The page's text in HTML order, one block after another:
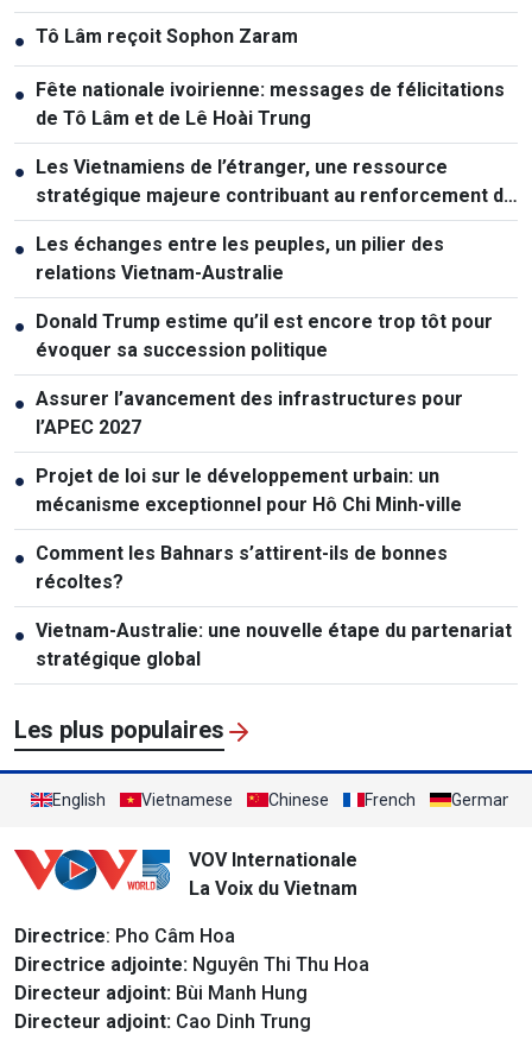
● Tô Lâm reçoit Sophon Zaram
● Fête nationale ivoirienne: messages de félicitations
de Tô Lâm et de Lê Hoài Trung
● Les Vietnamiens de l’étranger, une ressource
stratégique majeure contribuant au renforcement de
la puissance nationale
● Les échanges entre les peuples, un pilier des
relations Vietnam-Australie
● Donald Trump estime qu’il est encore trop tôt pour
évoquer sa succession politique
● Assurer l’avancement des infrastructures pour
l’APEC 2027
● Projet de loi sur le développement urbain: un
mécanisme exceptionnel pour Hô Chi Minh-ville
● Comment les Bahnars s’attirent-ils de bonnes
récoltes?
● Vietnam-Australie: une nouvelle étape du partenariat
stratégique global
Les plus populaires
English Vietnamese Chinese French German
VOV Internationale
La Voix du Vietnam
Directrice: Pho Câm Hoa
Directrice adjointe: Nguyên Thi Thu Hoa
Directeur adjoint: Bùi Manh Hung
Directeur adjoint: Cao Dinh Trung